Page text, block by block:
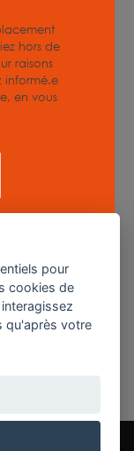
hors de
raisons
informé.e
en vous
pour
cookies de
qu'après votre